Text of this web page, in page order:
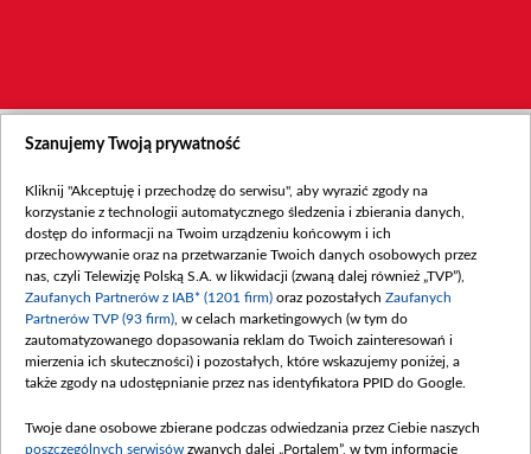
Szanujemy Twoją prywatność
Kliknij "Akceptuję i przechodzę do serwisu", aby wyrazić zgody na
korzystanie z technologii automatycznego śledzenia i zbierania danych,
dostęp do informacji na Twoim urządzeniu końcowym i ich
przechowywanie oraz na przetwarzanie Twoich danych osobowych przez
nas, czyli Telewizję Polską S.A. w likwidacji (zwaną dalej również „TVP”),
Zaufanych Partnerów z IAB* (1201 firm) oraz pozostałych Zaufanych
Partnerów TVP (93 firm) , w celach marketingowych (w tym do
zautomatyzowanego dopasowania reklam do Twoich zainteresowań i
mierzenia ich skuteczności) i pozostałych, które wskazujemy poniżej, a
także zgody na udostępnianie przez nas identyfikatora PPID do Google.
Twoje dane osobowe zbierane podczas odwiedzania przez Ciebie naszych
poszczególnych serwisów zwanych dalej „Portalem”, w tym informacje